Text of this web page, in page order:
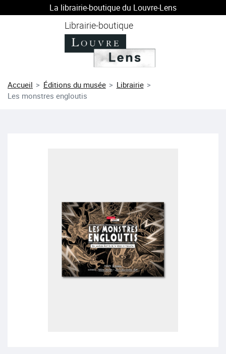
La librairie-boutique du Louvre-Lens
Librairie-boutique
Accueil Éditions du musée
Librairie
Les monstres engloutis